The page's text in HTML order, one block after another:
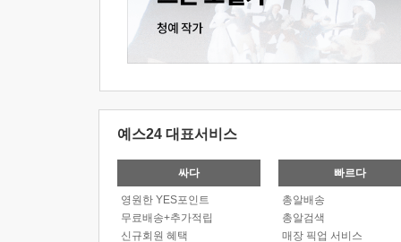
예스24 대표서비스
싸다
영원한 YES포인트
무료배송+추가적립
신규회원 혜택
빠르다
총알배송
총알검색
매장 픽업 서비스